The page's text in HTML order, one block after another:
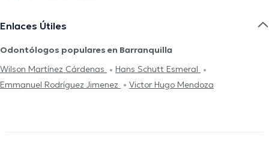
Enlaces Útiles
Odontólogos populares en Barranquilla
Wilson Martínez Cárdenas
Hans Schutt Esmeral
Emmanuel Rodríguez Jimenez
Victor Hugo Mendoza